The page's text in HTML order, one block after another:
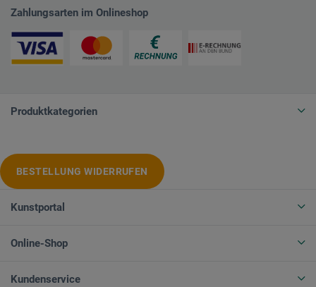
Zahlungsarten im Onlineshop
Produktkategorien
BESTELLUNG WIDERRUFEN
Kunstportal
Online-Shop
Kundenservice